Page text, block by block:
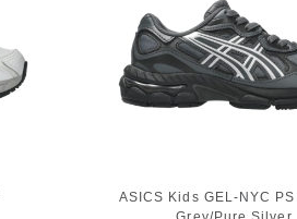
ASICS Kids GEL-NYC